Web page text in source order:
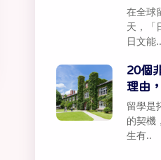
在全球
天，「
日文能..
20個
理由
留學是
的契機
生有..